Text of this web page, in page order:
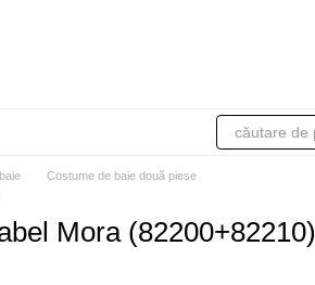
Costume de baie două piese
Mora (82200+82210)